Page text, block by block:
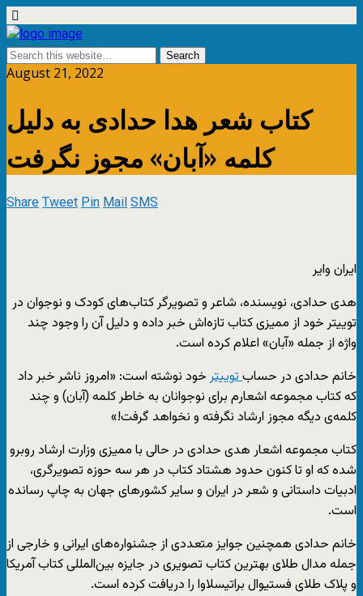
August 21, 2022
کتاب شعر هدا حدادی به دلیل
کلمه «آبان» مجوز نگرفت
ShareTweetPinMailSMS
ایران وایر
هدی حدادی، نویسنده، شاعر و تصویرگر کتاب‌های کودک و نوجوان در
توییتر خود از ممیزی کتاب تازه‌اش خبر داده و دلیل آن را وجود چند
واژه از جمله «آبان» اعلام کرده است.
خانم حدادی در حسابتوییتر خود نوشته است: «امروز ناشر خبر داد
که کتاب مجموعه اشعارم برای نوجوانان به خاطر کلمه (آبان) و چند
کلمه‌ی دیگه مجوز ارشاد نگرفته و نخواهد گرفت!»
کتاب مجموعه اشعار هدی حدادی در حالی با ممیزی وزارت ارشاد روبرو
شده که او تا کنون حدود هشتاد کتاب در هر سه حوزه تصویرگری،
ادبیات داستانی و شعر در ایران و سایر کشورهای جهان به چاپ رسانده
است.
خانم حدادی همچنین جوایز متعددی از جشنواره‌های ایرانی و خارجی از
جمله مدال طلای بهترین کتاب تصویری در جایزه بین‌المللی کتاب آمریکا
و پلاک طلای فستیوال براتیسلاوا را دریافت کرده است.